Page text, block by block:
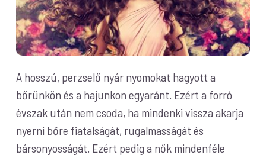
A hosszú, perzselő nyár nyomokat hagyott a
bőrünkön és a hajunkon egyaránt. Ezért a forró
évszak után nem csoda, ha mindenki vissza akarja
nyerni bőre fiatalságát, rugalmasságát és
bársonyosságát. Ezért pedig a nők mindenféle